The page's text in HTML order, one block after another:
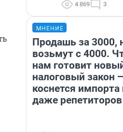
4 869 3
МНЕНИЕ
Продашь за 3000,
возьмут с 4000.
нам готовит
налоговый закон
коснется импорта
даже репетиторов